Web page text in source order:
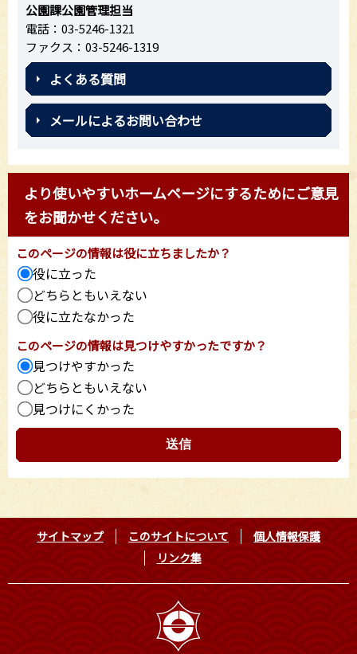
公園課公園管理担当
電話：03-5246-1321
ファクス：03-5246-1319
よくある質問
メールによるお問い合わせ
より使いやすいホームページにするためにご意見
をお聞かせください。
このページの情報は役に立ちましたか？
役に立った
どちらともいえない
役に立たなかった
このページの情報は見つけやすかったですか？
見つけやすかった
どちらともいえない
見つけにくかった
サイトマップ このサイトについて
個人情報保護
リンク集